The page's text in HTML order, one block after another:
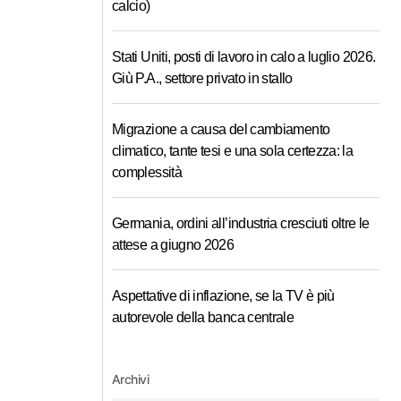
calcio)
Stati Uniti, posti di lavoro in calo a luglio 2026.
Giù P.A., settore privato in stallo
Migrazione a causa del cambiamento
climatico, tante tesi e una sola certezza: la
complessità
Germania, ordini all’industria cresciuti oltre le
attese a giugno 2026
Aspettative di inflazione, se la TV è più
autorevole della banca centrale
Archivi